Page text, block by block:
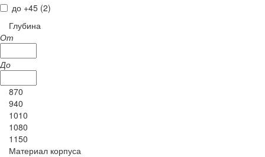
до +45 (2)
Глубина
От
До
870
940
1010
1080
1150
Материал корпуса